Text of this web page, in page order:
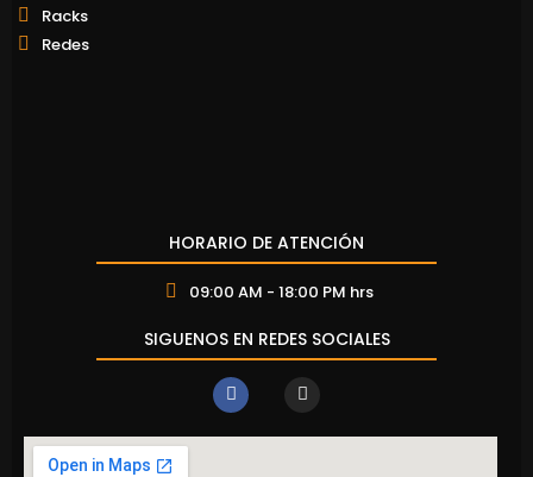
Racks
Redes
HORARIO DE ATENCIÓN
09:00 AM - 18:00 PM hrs
SIGUENOS EN REDES SOCIALES